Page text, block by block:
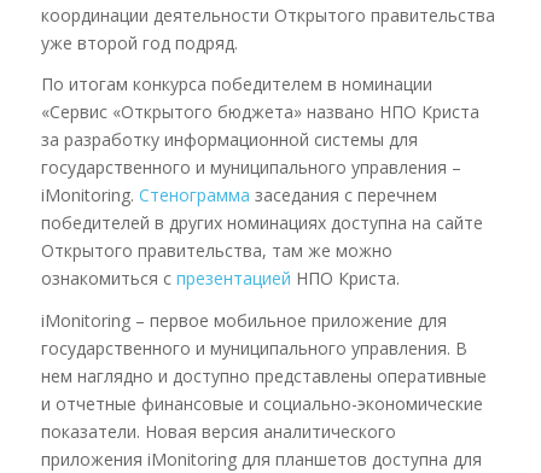
координации деятельности Открытого правительства
уже второй год подряд.
По итогам конкурса победителем в номинации
«Сервис «Открытого бюджета» названо НПО Криста
за разработку информационной системы для
государственного и муниципального управления –
iMonitoring. Стенограмма заседания с перечнем
победителей в других номинациях доступна на сайте
Открытого правительства, там же можно
ознакомиться с презентацией НПО Криста.
iMonitoring – первое мобильное приложение для
государственного и муниципального управления. В
нем наглядно и доступно представлены оперативные
и отчетные финансовые и социально-экономические
показатели. Новая версия аналитического
приложения iMonitoring для планшетов доступна для